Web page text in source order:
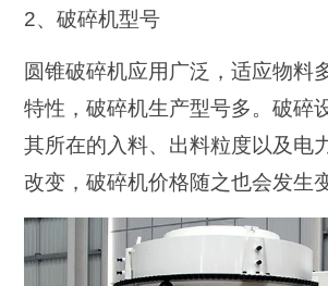
2、破碎机型号
圆锥破碎机应用广泛，适应物料
特性，破碎机生产型号多。破碎
其所在的入料、出料粒度以及电
改变，破碎机价格随之也会发生